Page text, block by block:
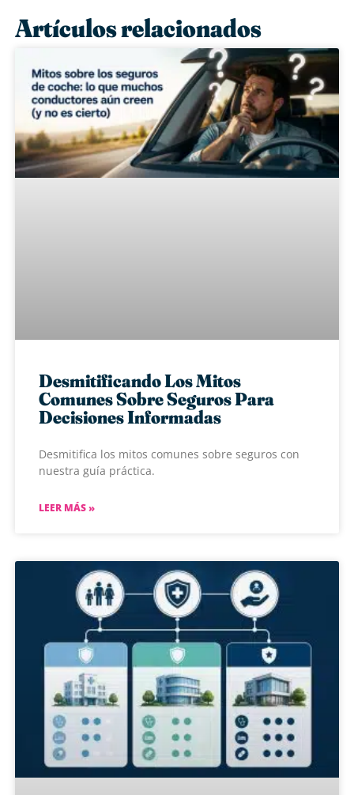
Artículos relacionados
Desmitificando Los Mitos
Comunes Sobre Seguros Para
Decisiones Informadas
Desmitifica los mitos comunes sobre seguros con
nuestra guía práctica.
LEER MÁS »